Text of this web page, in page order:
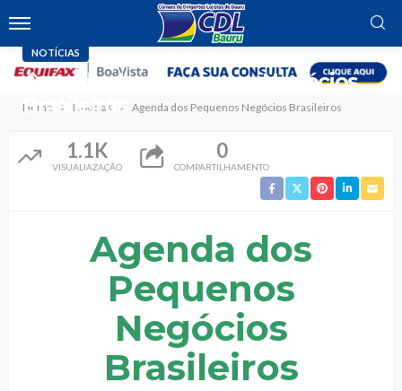
Home Notícias Agenda dos Pequenos Negócios Brasileiros
NOTÍCIAS
Agenda dos Pequenos Negócios
Brasileiros
1.1K
VISUALIAZAÇÃO
0
COMPARTILHAMENTO
Agenda dos
Pequenos
Negócios
Brasileiros